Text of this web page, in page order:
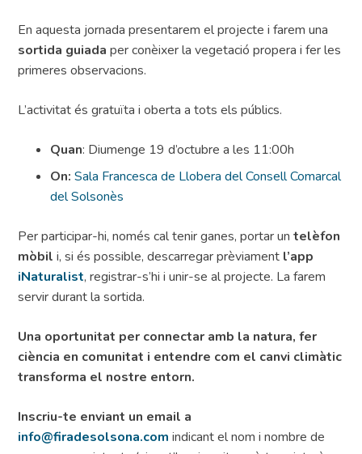
En aquesta jornada presentarem el projecte i farem una
sortida guiada per conèixer la vegetació propera i fer les
primeres observacions.
L’activitat és gratuïta i oberta a tots els públics.
Quan: Diumenge 19 d’octubre a les 11:00h
On: Sala Francesca de Llobera del Consell Comarcal
del Solsonès
Per participar-hi, només cal tenir ganes, portar untelèfon
mòbil i, si és possible, descarregar prèviament l’app
iNaturalist, registrar-s’hi i unir-se al projecte. La farem
servir durant la sortida.
Una oportunitat per connectar amb la natura, fer
ciència en comunitat i entendre com el canvi climàtic
transforma el nostre entorn.
Inscriu-te enviant un email a
info@firadesolsona.com indicant el nom i nombre de